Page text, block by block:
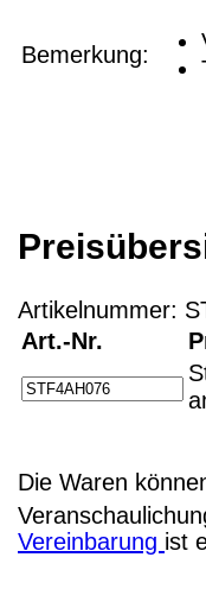
Bemerkung:
Artikelnummer:
Art.-Nr.
Die Waren
Vereinbarung ist